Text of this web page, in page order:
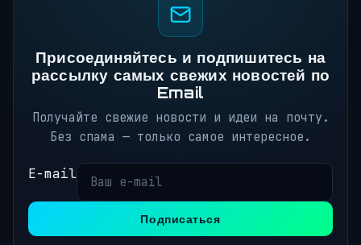
Присоединяйтесь и подпишитесь на
рассылку самых свежих новостей по
Email
Получайте свежие новости и идеи на почту.
Без спама — только самое интересное.
E-mail
Подписаться